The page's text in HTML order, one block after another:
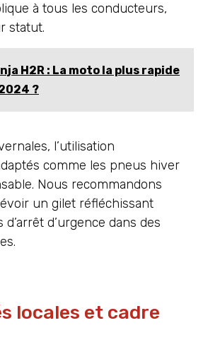
à tous les conducteurs,
statut.
H2R : La moto la plus rapide
?
l’utilisation
comme les pneus hiver
Nous recommandons
un gilet réfléchissant
d’urgence dans des
locales et cadre